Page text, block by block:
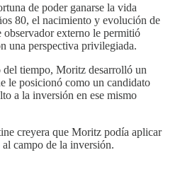
de poder ganarse la vida
80, el nacimiento y evolución de
externo le permitió
una perspectiva privilegiada.
del tiempo, Moritz desarrolló un
le posicionó como un candidato
a la inversión en ese mismo
creyera que Moritz podía aplicar
al campo de la inversión.